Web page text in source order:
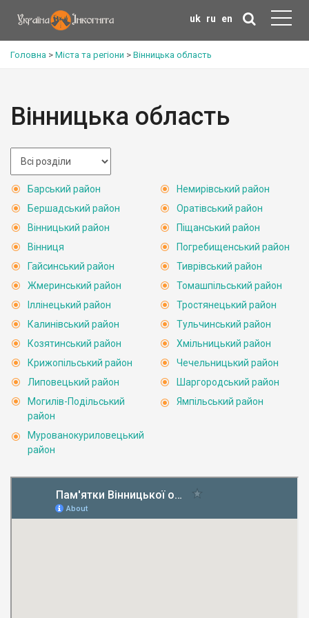
uk ru en
Головна > Міста та регіони > Вінницька область
Вінницька область
Барський район
Бершадський район
Вінницький район
Вінниця
Гайсинський район
Жмеринський район
Іллінецький район
Калинівський район
Козятинський район
Крижопільський район
Липовецький район
Могилів-Подільський
район
Мурованокуриловецький
район
Немирівський район
Оратівський район
Піщанський район
Погребищенський район
Тиврівський район
Томашпільський район
Тростянецький район
Тульчинський район
Хмільницький район
Чечельницький район
Шаргородський район
Ямпільський район